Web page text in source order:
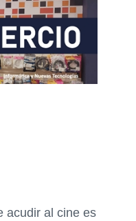
acudir al cine es